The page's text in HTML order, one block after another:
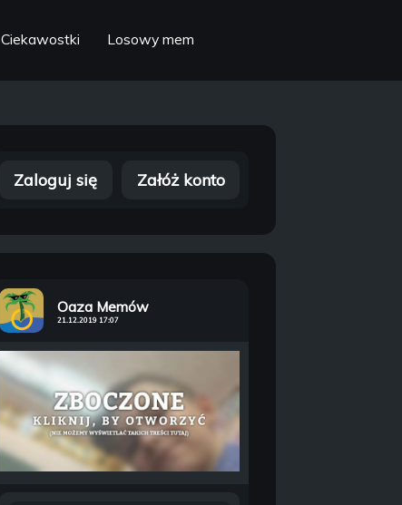
Ciekawostki Losowy mem
Zaloguj się Załóż konto
Oaza Memów
21.12.2019 17:07